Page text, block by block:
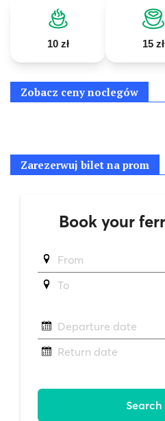
10 zł 15 zł
Zobacz ceny noclegów
Zarezerwuj bilet na prom